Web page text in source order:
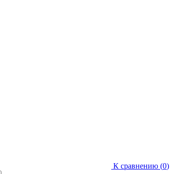
К сравнению (0)